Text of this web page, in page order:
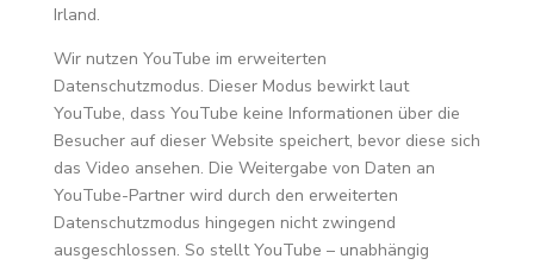
Irland.
Wir nutzen YouTube im erweiterten
Datenschutzmodus. Dieser Modus bewirkt laut
YouTube, dass YouTube keine Informationen über die
Besucher auf dieser Website speichert, bevor diese sich
das Video ansehen. Die Weitergabe von Daten an
YouTube-Partner wird durch den erweiterten
Datenschutzmodus hingegen nicht zwingend
ausgeschlossen. So stellt YouTube – unabhängig